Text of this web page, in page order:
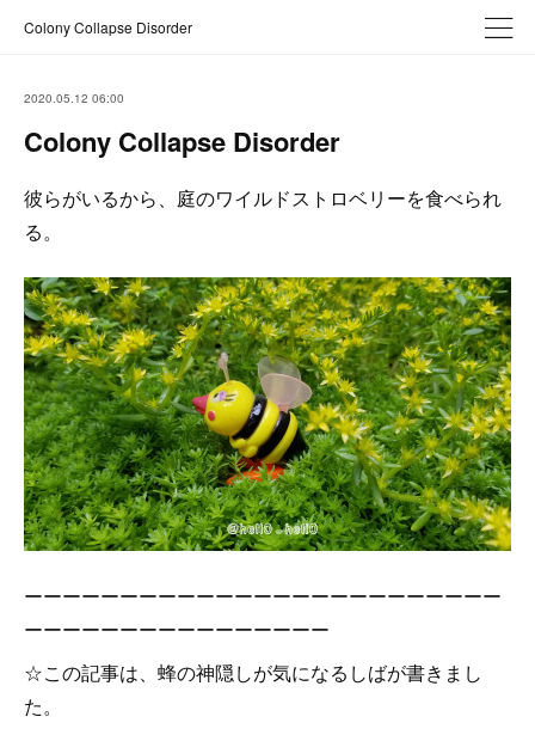
Colony Collapse Disorder
2020.05.12 06:00
Colony Collapse Disorder
彼らがいるから、庭のワイルドストロベリーを食べられ
る。
ーーーーーーーーーーーーーーーーーーーーーーーーー
ーーーーーーーーーーーーーーーー
☆この記事は、蜂の神隠しが気になるしばが書きまし
た。